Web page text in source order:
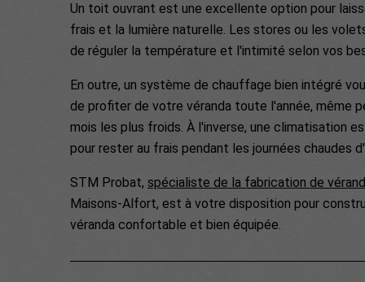
Un toit ouvrant est une excellente option pour
frais et la lumière naturelle. Les stores ou les
de réguler la température et l'intimité selon vos
En outre, un système de chauffage bien intégré
de profiter de votre véranda toute l'année, même
mois les plus froids. À l'inverse, une climatisation
pour rester au frais pendant les journées chaudes
STM Probat, spécialiste de la fabrication de
Maisons-Alfort, est à votre disposition pour
véranda confortable et bien équipée.